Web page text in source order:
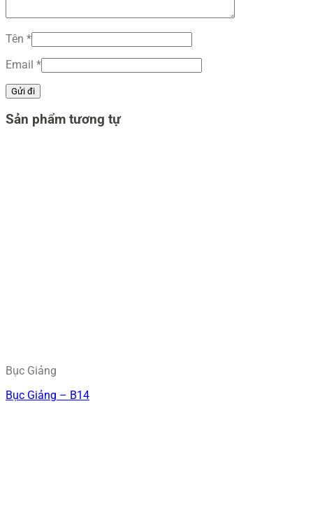
Tên *
Email *
Sản phẩm tương tự
Bục Giảng
Bục Giảng – B14